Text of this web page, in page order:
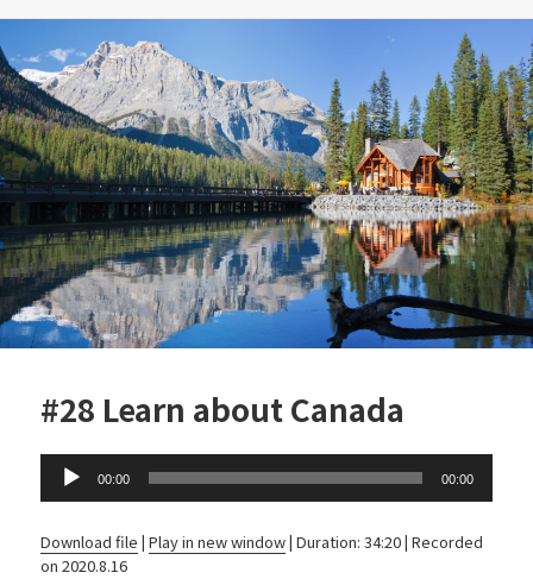
e
b
o
o
k
er
#28 Learn about Canada
Audio
00:00 00:00
Download file |Play in new window|Duration: 34:20|Recorded
on 2020.8.16